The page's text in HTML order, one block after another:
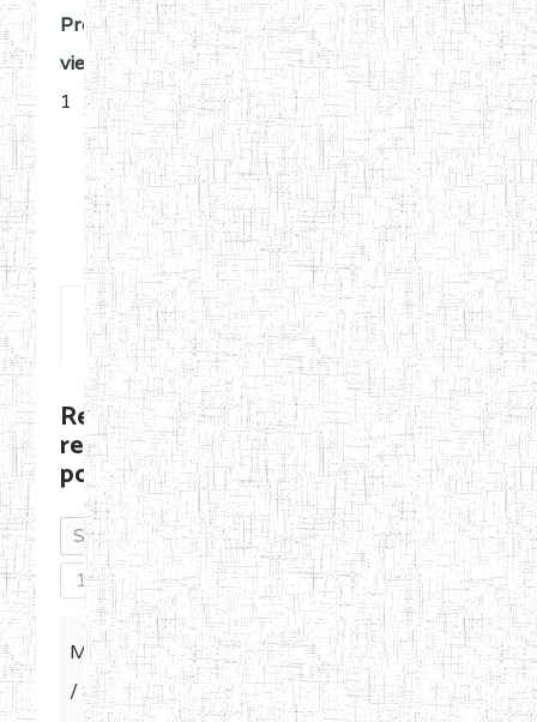
Profile
views:
1
Posts
RegenCBD's
recent
posts
1
Message
/ Subject
Last Post